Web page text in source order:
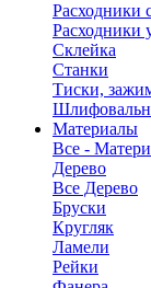
Расходники
Расходники
Склейка
Станки
Тиски,
Материалы
Все -
Дерево
Все Дерево
Бруски
Кругляк
Ламели
Рейки